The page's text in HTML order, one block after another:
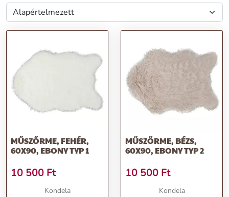
MŰSZŐRME, FEHÉR,
60X90, EBONY TYP 1
10 500 Ft
Kondela
MŰSZŐRME, BÉZS,
60X90, EBONY TYP 2
10 500 Ft
Kondela